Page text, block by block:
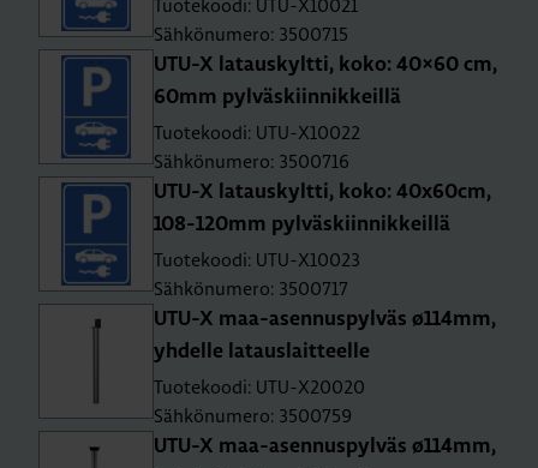
Tuotekoodi: UTU-X10021
Sähkönumero: 3500715
UTU-X la­taus­kylt­ti, koko: 40×60 cm,
60mm pyl­väs­kiin­nik­keil­lä
Tuotekoodi: UTU-X10022
Sähkönumero: 3500716
UTU-X la­taus­kylt­ti, koko: 40x60cm,
108-120mm pyl­väs­kiin­nik­keil­lä
Tuotekoodi: UTU-X10023
Sähkönumero: 3500717
UTU-X maa-asen­nus­pyl­väs ø114mm,
yh­del­le la­taus­lait­teel­le
Tuotekoodi: UTU-X20020
Sähkönumero: 3500759
UTU-X maa-asen­nus­pyl­väs ø114mm,